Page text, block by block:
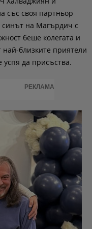
със своя партньор
синът на Магърдич с
беше колегата и
близките приятели
успя да присъства.
РЕКЛАМА